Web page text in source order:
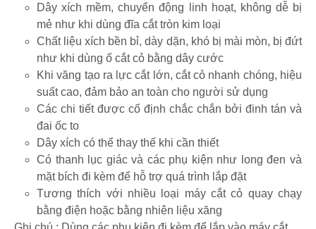
Dây xích mềm, chuyển động linh hoạt, không dễ bị
mẻ như khi dùng đĩa cắt tròn kim loại
Chất liệu xích bền bỉ, dày dặn, khó bị mài mòn, bị đứt
như khi dùng ổ cắt cỏ bằng dây cước
Khi văng tạo ra lực cắt lớn, cắt cỏ nhanh chóng, hiệu
suất cao, đảm bảo an toàn cho người sử dụng
Các chi tiết được cố định chắc chắn bởi đinh tán và
đai ốc to
Dây xích có thể thay thế khi cần thiết
Có thanh lục giác và các phụ kiện như long đen và
mặt bích đi kèm để hỗ trợ quá trình lắp đặt
Tương thích với nhiều loại máy cắt cỏ quay chạy
bằng điện hoặc bằng nhiên liệu xăng